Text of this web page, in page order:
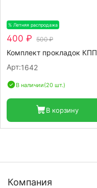
% Летняя распродажа
400 ₽ 500 ₽
Комплект прокладок КПП
Арт:1642
В наличии(20 шт.)
В корзину
Компания